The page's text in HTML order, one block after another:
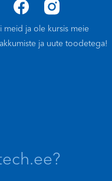
meid ja ole kursis meie
ja uute toodetega!